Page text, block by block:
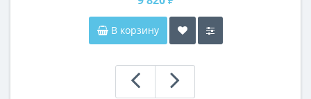
В корзину